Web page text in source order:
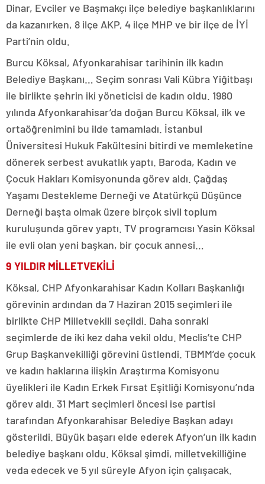
Dinar, Evciler ve Başmakçı ilçe belediye başkanlıklarını
da kazanırken, 8 ilçe AKP, 4 ilçe MHP ve bir ilçe de İYİ
Parti’nin oldu.
Burcu Köksal, Afyonkarahisar tarihinin ilk kadın
Belediye Başkanı… Seçim sonrası Vali Kübra Yiğitbaşı
ile birlikte şehrin iki yöneticisi de kadın oldu. 1980
yılında Afyonkarahisar’da doğan Burcu Köksal, ilk ve
ortaöğrenimini bu ilde tamamladı. İstanbul
Üniversitesi Hukuk Fakültesini bitirdi ve memleketine
dönerek serbest avukatlık yaptı. Baroda, Kadın ve
Çocuk Hakları Komisyonunda görev aldı. Çağdaş
Yaşamı Destekleme Derneği ve Atatürkçü Düşünce
Derneği başta olmak üzere birçok sivil toplum
kuruluşunda görev yaptı. TV programcısı Yasin Köksal
ile evli olan yeni başkan, bir çocuk annesi…
9 YILDIR MİLLETVEKİLİ
Köksal, CHP Afyonkarahisar Kadın Kolları Başkanlığı
görevinin ardından da 7 Haziran 2015 seçimleri ile
birlikte CHP Milletvekili seçildi. Daha sonraki
seçimlerde de iki kez daha vekil oldu. Meclis’te CHP
Grup Başkanvekilliği görevini üstlendi. TBMM’de çocuk
ve kadın haklarına ilişkin Araştırma Komisyonu
üyelikleri ile Kadın Erkek Fırsat Eşitliği Komisyonu’nda
görev aldı. 31 Mart seçimleri öncesi ise partisi
tarafından Afyonkarahisar Belediye Başkan adayı
gösterildi. Büyük başarı elde ederek Afyon’un ilk kadın
belediye başkanı oldu. Köksal şimdi, milletvekilliğine
veda edecek ve 5 yıl süreyle Afyon için çalışacak.